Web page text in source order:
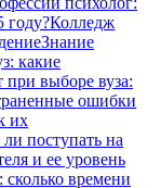
году?Колледж
Знание
какие
при выборе вуза:
ошибки
их
поступать на
и ее уровень
времени